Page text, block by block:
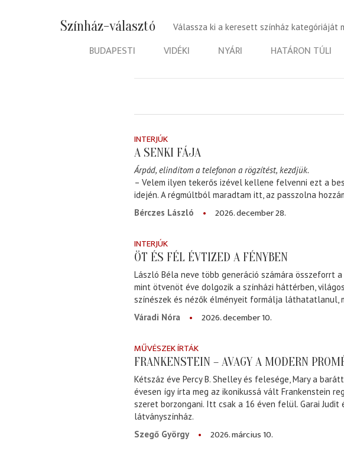
Színház-választó Válassza ki a keresett színház kategóriáját
BUDAPESTI VIDÉKI NYÁRI HATÁRON TÚLI
INTERJÚK
A SENKI FÁJA
Árpád, elindítom a telefonon a rögzítést, kezdjük.
– Velem ilyen tekerős izével kellene felvenni ezt a
idején. A régmúltból maradtam itt, az passzolna
Bérczes László
2026. december 28.
INTERJÚK
ÖT ÉS FÉL ÉVTIZED A FÉNYBEN
László Béla neve több generáció számára összeforrt
mint ötvenöt éve dolgozik a színházi háttérben,
színészek és nézők élményeit formálja láthatatlanul,
Váradi Nóra
2026. december 10.
MŰVÉSZEK ÍRTÁK
FRANKENSTEIN – AVAGY A MODERN
Kétszáz éve Percy B. Shelley és felesége, Mary a
évesen így írta meg az ikonikussá vált Frankenstein
szeret borzongani. Itt csak a 16 éven felül. Garai
látványszínház.
Szegő György
2026. március 10.